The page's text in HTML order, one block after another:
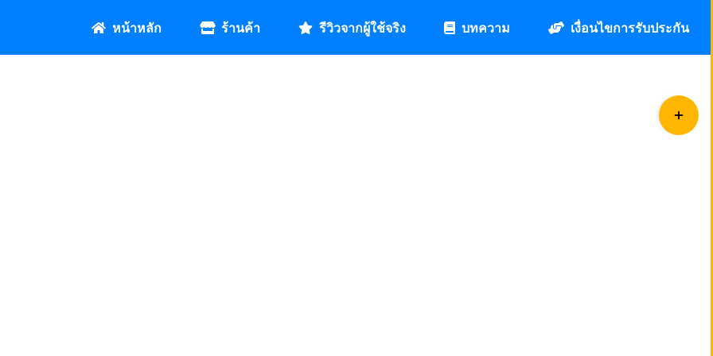
หน้าหลัก ร้านค้า รีวิวจากผู้ใช้จริง บทความ เงื่อนไขการรับประกัน
Toggle
Sliding
Bar